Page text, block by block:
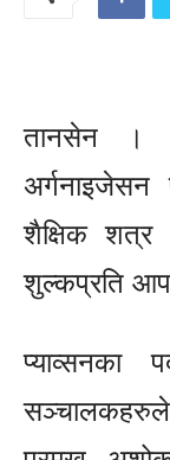
तानसेन ।
अर्गनाइजेसन
शैक्षिक शत्र
शुल्कप्रति
प्याव्सनका